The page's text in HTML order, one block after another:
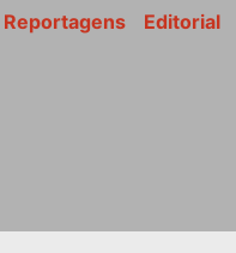
Editorial
Reportagens